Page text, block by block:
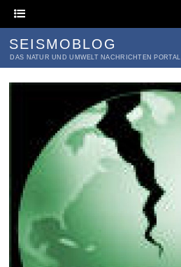
SEISMOBLOG
DAS NATUR UND UMWELT NACHRICHTEN PORTAL